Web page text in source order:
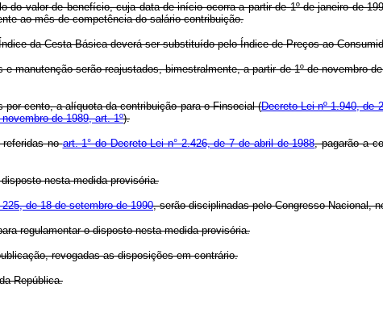
do valor de benefício, cuja data de início ocorra a partir de 1º de janeiro de
ao mês de competência do salário-contribuição.
da Cesta Básica deverá ser substituído pelo Índice de Preços ao
manutenção serão reajustados, bimestralmente, a partir de 1º de novembro
por cento, a alíquota da contribuição para o Finsocial (Decreto-Lei nº 1.940, de
de 1989, art. 1º).
referidas noart. 1° do Decreto-Lei n° 2.426, de 7 de abril de 1988, pagarão a
nesta medida provisória.
de 18 de setembro de 1990, serão disciplinadas pelo Congresso Nacional,
regulamentar o disposto nesta medida provisória.
revogadas as disposições em contrário.
República.